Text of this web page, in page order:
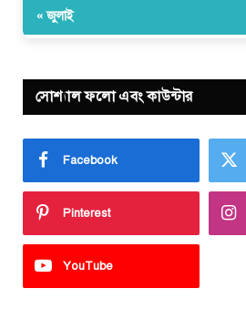
« জুলাই
সোশ্যাল ফলো এবং কাউন্টার
Facebook
Pinterest
YouTube